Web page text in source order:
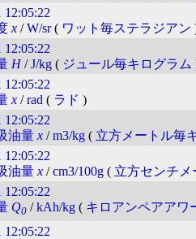
12:05:22
x /W/sr( ワット毎ステラジアン
12:05:22
H/J/kg ( ジュール毎キログラム
12:05:22
x /rad ( ラド )
12:05:22
油量 x /m3/kg ( 立方メートル毎
12:05:22
油量 x /cm3/100g ( 立方センチメ
12:05:22
Q0 /kAh/kg ( キロアンペアアワ
12:05:22